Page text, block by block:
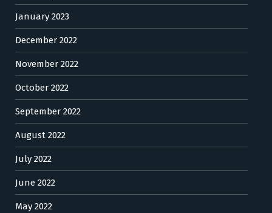
January 2023
December 2022
November 2022
October 2022
September 2022
August 2022
July 2022
June 2022
May 2022